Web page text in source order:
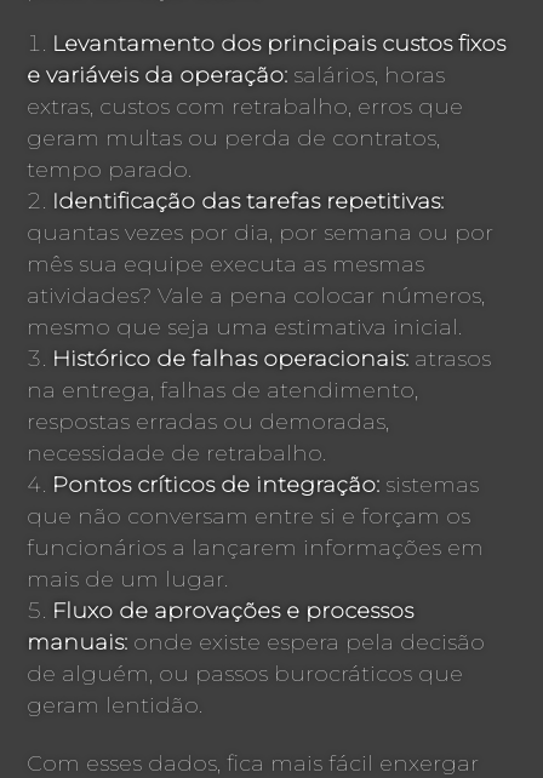
Levantamento dos principais custos fixos
e variáveis da operação: salários, horas
extras, custos com retrabalho, erros que
geram multas ou perda de contratos,
tempo parado.
Identificação das tarefas repetitivas:
quantas vezes por dia, por semana ou por
mês sua equipe executa as mesmas
atividades? Vale a pena colocar números,
mesmo que seja uma estimativa inicial.
Histórico de falhas operacionais: atrasos
na entrega, falhas de atendimento,
respostas erradas ou demoradas,
necessidade de retrabalho.
Pontos críticos de integração: sistemas
que não conversam entre si e forçam os
funcionários a lançarem informações em
mais de um lugar.
Fluxo de aprovações e processos
manuais: onde existe espera pela decisão
de alguém, ou passos burocráticos que
geram lentidão.
Com esses dados, fica mais fácil enxergar